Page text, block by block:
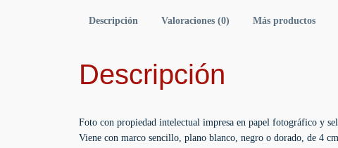
Descripción Valoraciones (0) Más productos
Descripción
Foto con propiedad intelectual impresa en papel fotográfico y
Viene con marco sencillo, plano blanco, negro o dorado, de 4